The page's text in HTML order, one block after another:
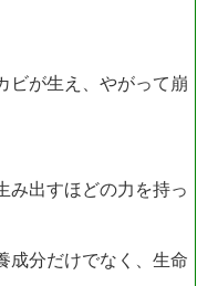
ビが生え、やがって崩
み出すほどの力を持っ
成分だけでなく、生命